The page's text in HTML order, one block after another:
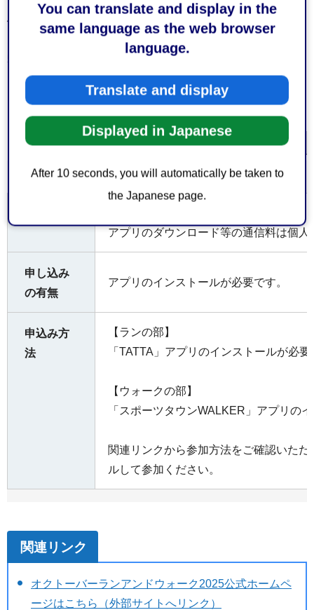
You can translate and display in the
same language as the web browser
language.
Translate and display
Displayed in Japanese
After 10 seconds, you will automatically be taken to
the Japanese page.
4.全国47都道府県に散らばる史跡をまわる「史跡をめぐる
5.ごみを拾ってまちをきれいに！地域の環境美化に貢献す
る「町清め之行（まちきよめのぎょう）」
画面サイズで表示
アプリのダウンロード等の通信料は個人
申し込み
の有無
アプリのインストールが必要です。
申込み方
法
【ランの部】
「TATTA」アプリのインストールが必
【ウォークの部】
「スポーツタウンWALKER」アプリの
関連リンクから参加方法をご確認いた
ルして参加ください。
関連リンク
オクトーバーランアンドウォーク2025公式ホームペ
ージはこちら（外部サイトへリンク）